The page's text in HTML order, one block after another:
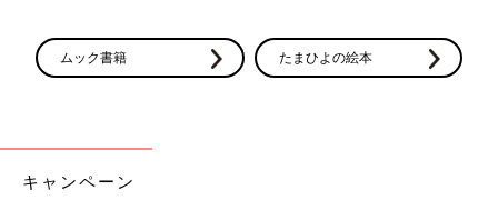
ムック書籍 たまひよの絵本
キャンペーン